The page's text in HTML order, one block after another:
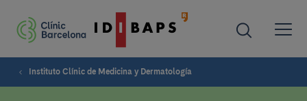
Instituto Clínic de Medicina y Dermatología